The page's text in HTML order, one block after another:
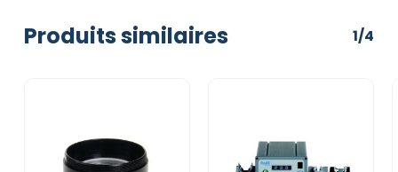
Produits similaires 1/4